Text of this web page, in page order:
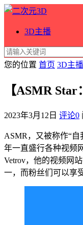
3D主播
您的位置 首页 3D主播
【ASMR
2023年3月12日 评论0
ASMR，又被称作“
年一直盛行各种视频
Vetrov，他的视频网
一，而粉丝们可以享